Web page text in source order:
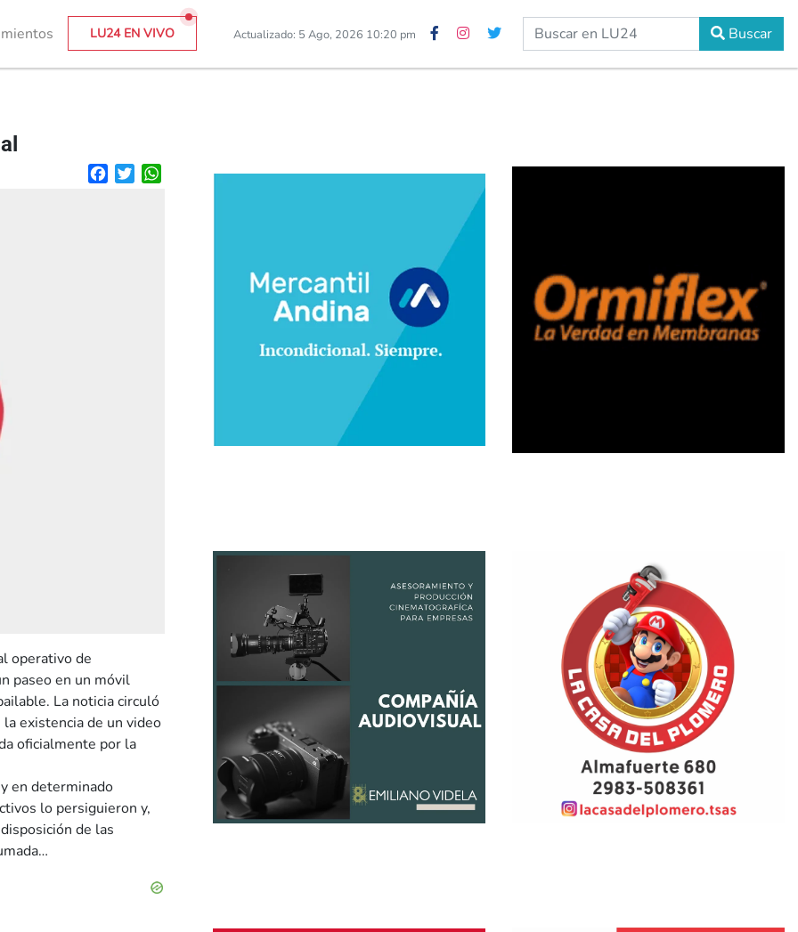
LU24 EN VIVO Actualizado: 5 Ago, 2026 10:20 pm Buscar
FacebookTwitterWhatsApp
operativo de
paseo en un móvil
La noticia circuló
existencia de un video
oficialmente por la
en determinado
lo persiguieron y,
de las